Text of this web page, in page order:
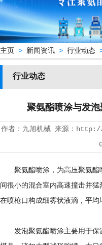
主页 > 新闻资讯 > 行业动态
行业动态
聚氨酯喷涂与发
作者：九旭机械 来源：
聚氨酯喷涂，为高压聚氨酯
间很小的混合室内高速撞击并
在喷枪口构成细雾状液滴，平均
发泡聚氨酯喷涂主要用于保